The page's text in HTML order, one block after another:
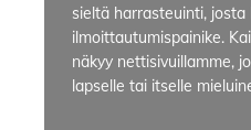
sieltä harrasteuinti,
ilmoittautumispainike.
näkyy nettisivuillamme,
lapselle tai itselle